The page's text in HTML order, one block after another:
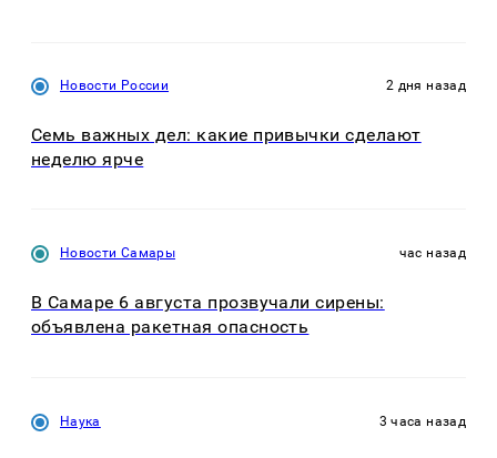
Новости России 2 дня назад
Семь важных дел: какие привычки сделают
неделю ярче
Новости Самары час назад
В Самаре 6 августа прозвучали сирены:
объявлена ракетная опасность
Наука 3 часа назад